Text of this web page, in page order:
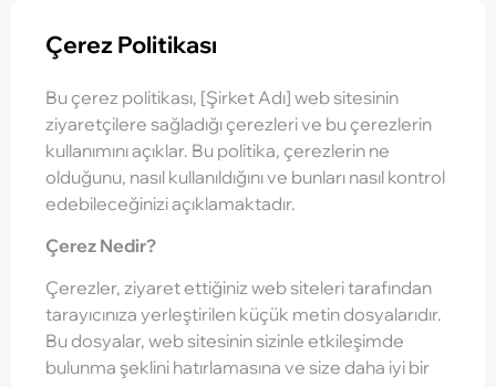
Çerez Politikası
Bu çerez politikası, [Şirket Adı] web sitesinin
ziyaretçilere sağladığı çerezleri ve bu çerezlerin
kullanımını açıklar. Bu politika, çerezlerin ne
olduğunu, nasıl kullanıldığını ve bunları nasıl kontrol
edebileceğinizi açıklamaktadır.
Çerez Nedir?
Çerezler, ziyaret ettiğiniz web siteleri tarafından
tarayıcınıza yerleştirilen küçük metin dosyalarıdır.
Bu dosyalar, web sitesinin sizinle etkileşimde
bulunma şeklini hatırlamasına ve size daha iyi bir